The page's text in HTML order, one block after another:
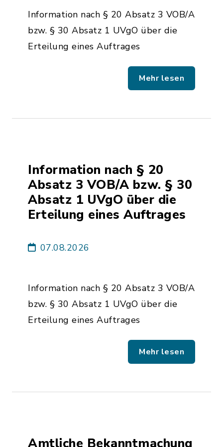
Information nach § 20 Absatz 3 VOB/A
bzw. § 30 Absatz 1 UVgO über die
Erteilung eines Auftrages
Mehr lesen
Information nach § 20
Absatz 3 VOB/A bzw. § 30
Absatz 1 UVgO über die
Erteilung eines Auftrages
07.08.2026
Information nach § 20 Absatz 3 VOB/A
bzw. § 30 Absatz 1 UVgO über die
Erteilung eines Auftrages
Mehr lesen
Amtliche Bekanntmachung